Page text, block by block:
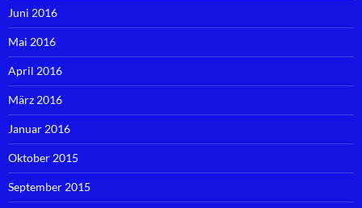
Juni 2016
Mai 2016
April 2016
März 2016
Januar 2016
Oktober 2015
September 2015